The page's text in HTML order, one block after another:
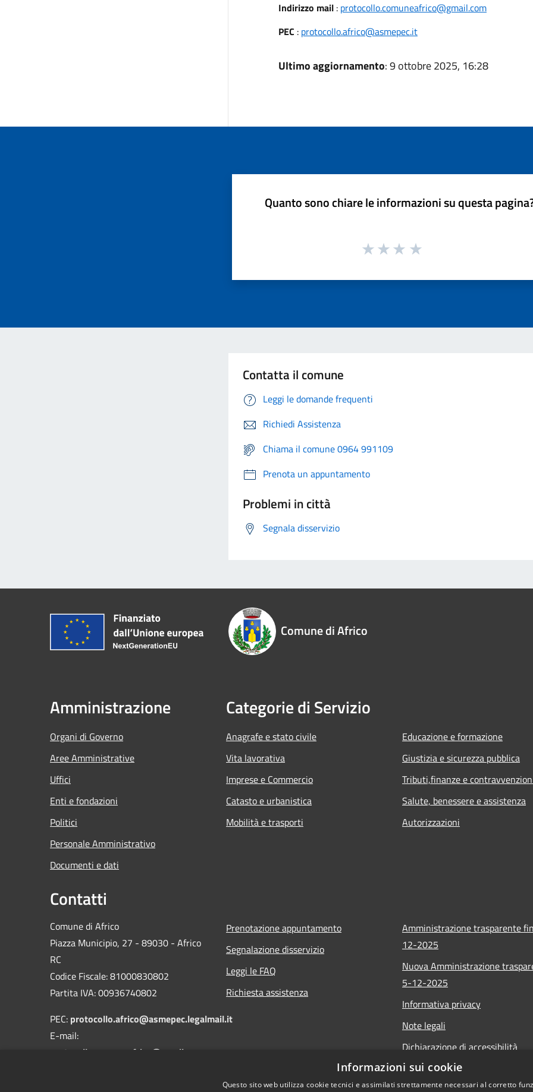
Indirizzo mail: protocollo.comuneafrico@gmail.com
PEC : protocollo.africo@asmepec.it
Ultimo aggiornamento: 9 ottobre 2025, 16:28
Quanto sono chiare le informazioni su questa
Contatta il comune
Leggi le domande frequenti
Richiedi Assistenza
Chiama il comune 0964 991109
Prenota un appuntamento
Problemi in città
Segnala disservizio
Comune di Africo
Amministrazione
Organi di Governo
Aree Amministrative
Uffici
Enti e fondazioni
Politici
Personale Amministrativo
Documenti e dati
Categorie di Servizio
Anagrafe e stato civile
Vita lavorativa
Imprese e Commercio
Catasto e urbanistica
Mobilità e trasporti
Educazione e formazione
Giustizia e sicurezza pubblica
Tributi,finanze e
Salute, benessere e assistenza
Autorizzazioni
Contatti
Comune di Africo
Piazza Municipio, 27 - 89030 - Africo
RC
Codice Fiscale: 81000830802
Partita IVA: 00936740802
PEC: protocollo.africo@asmepec.legalmail.it
E-mail:
protocollo.comuneafrico@gmail.com
Prenotazione appuntamento
Segnalazione disservizio
Leggi le FAQ
Richiesta assistenza
Amministrazione trasparente
12-2025
Nuova Amministrazione
5-12-2025
Informativa privacy
Note legali
Dichiarazione di accessibilità
Informazioni sui cookie
Questo sito web utilizza cookie tecnici e assimilati strettamente necessari al corretto